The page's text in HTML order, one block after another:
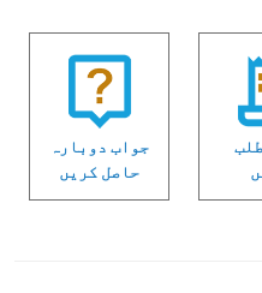
جواب دوبارہ
حاصل کریں